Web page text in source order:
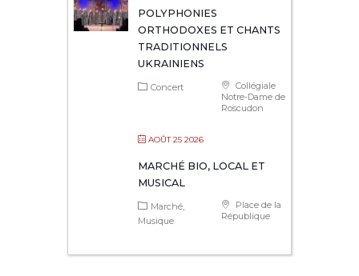
POLYPHONIES
ORTHODOXES ET CHANTS
TRADITIONNELS
UKRAINIENS
Collégiale
Notre-Dame de
Roscudon
Concert
AOÛT 25 2026
MARCHÉ BIO, LOCAL ET
MUSICAL
Place de la
République
Marché
Musique